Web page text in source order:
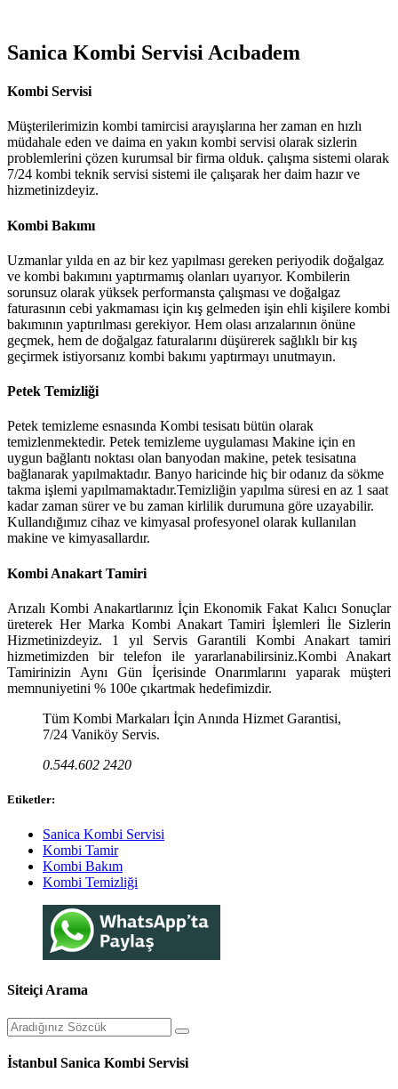
Sanica Kombi Servisi Acıbadem
Kombi Servisi
Müşterilerimizin kombi tamircisi arayışlarına her zaman en hızlı
müdahale eden ve daima en yakın kombi servisi olarak sizlerin
problemlerini çözen kurumsal bir firma olduk. çalışma sistemi olarak
7/24 kombi teknik servisi sistemi ile çalışarak her daim hazır ve
hizmetinizdeyiz.
Kombi Bakımı
Uzmanlar yılda en az bir kez yapılması gereken periyodik doğalgaz
ve kombi bakımını yaptırmamış olanları uyarıyor. Kombilerin
sorunsuz olarak yüksek performansta çalışması ve doğalgaz
faturasının cebi yakmaması için kış gelmeden işin ehli kişilere kombi
bakımının yaptırılması gerekiyor. Hem olası arızalarının önüne
geçmek, hem de doğalgaz faturalarını düşürerek sağlıklı bir kış
geçirmek istiyorsanız kombi bakımı yaptırmayı unutmayın.
Petek Temizliği
Petek temizleme esnasında Kombi tesisatı bütün olarak
temizlenmektedir. Petek temizleme uygulaması Makine için en
uygun bağlantı noktası olan banyodan makine, petek tesisatına
bağlanarak yapılmaktadır. Banyo haricinde hiç bir odanız da sökme
takma işlemi yapılmamaktadır.Temizliğin yapılma süresi en az 1 saat
kadar zaman sürer ve bu zaman kirlilik durumuna göre uzayabilir.
Kullandığımız cihaz ve kimyasal profesyonel olarak kullanılan
makine ve kimyasallardır.
Kombi Anakart Tamiri
Arızalı Kombi Anakartlarınız İçin Ekonomik Fakat Kalıcı Sonuçlar
üreterek Her Marka Kombi Anakart Tamiri İşlemleri İle Sizlerin
Hizmetinizdeyiz. 1 yıl Servis Garantili Kombi Anakart tamiri
hizmetimizden bir telefon ile yararlanabilirsiniz.Kombi Anakart
Tamirinizin Aynı Gün İçerisinde Onarımlarını yaparak müşteri
memnuniyetini % 100e çıkartmak hedefimizdir.
Tüm Kombi Markaları İçin Anında Hizmet Garantisi,
7/24 Vaniköy Servis.
0.544.602 2420
Etiketler:
Sanica Kombi Servisi
Kombi Tamir
Kombi Bakım
Kombi Temizliği
Siteiçi Arama
İstanbul Sanica Kombi Servisi